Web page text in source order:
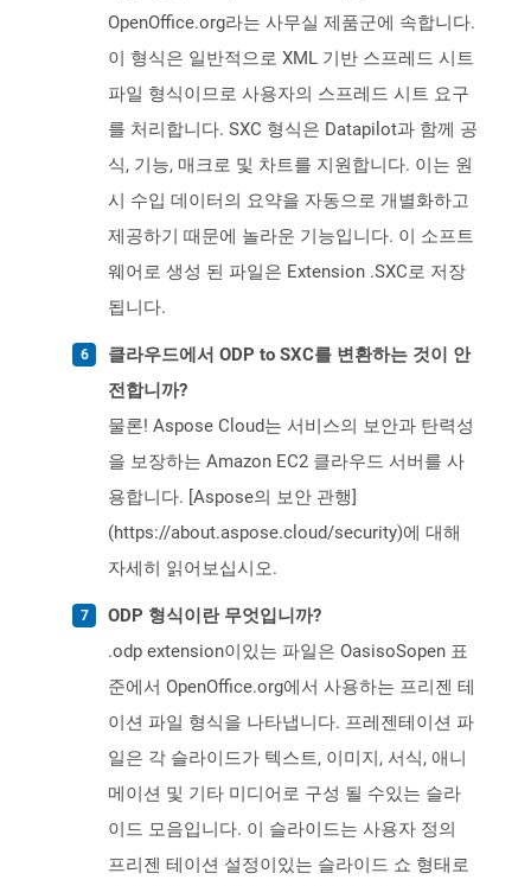
OpenOffice.org라는 사무실 제품군에 속합니다.
이 형식은 일반적으로 XML 기반 스프레드 시트
파일 형식이므로 사용자의 스프레드 시트 요구
를 처리합니다. SXC 형식은 Datapilot과 함께 공
식, 기능, 매크로 및 차트를 지원합니다. 이는 원
시 수입 데이터의 요약을 자동으로 개별화하고
제공하기 때문에 놀라운 기능입니다. 이 소프트
웨어로 생성 된 파일은 Extension .SXC로 저장
됩니다.
클라우드에서 ODP to SXC를 변환하는 것이 안
전합니까?
물론! Aspose Cloud는 서비스의 보안과 탄력성
을 보장하는 Amazon EC2 클라우드 서버를 사
용합니다. [Aspose의 보안 관행]
(https://about.aspose.cloud/security)에 대해
자세히 읽어보십시오.
ODP 형식이란 무엇입니까?
.odp extension이있는 파일은 OasisoSopen 표
준에서 OpenOffice.org에서 사용하는 프리젠 테
이션 파일 형식을 나타냅니다. 프레젠테이션 파
일은 각 슬라이드가 텍스트, 이미지, 서식, 애니
메이션 및 기타 미디어로 구성 될 수있는 슬라
이드 모음입니다. 이 슬라이드는 사용자 정의
프리젠 테이션 설정이있는 슬라이드 쇼 형태로